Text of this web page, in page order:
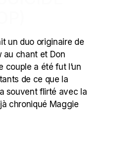
un duo originaire de
au chant et Don
couple a été fut l’un
de ce que la
souvent flirté avec la
chroniqué Maggie